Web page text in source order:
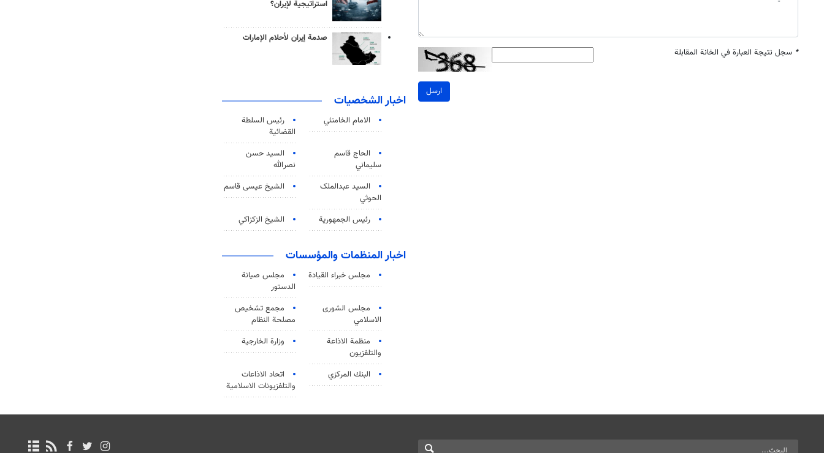
* سجل نتيجة العبارة في الخانة المقابلة
ارسل
استراتيجية لإيران؟
صدمة إيران لأحلام الإمارات
اخبار الشخصيات
الامام الخامنئي
رئیس السلطة
القضائیة
الحاج قاسم
سليماني
السيد حسن
نصرالله
السید عبدالملک
الحوثي
الشيخ عيسى قاسم
رئيس الجمهورية الشيخ الزكزاكي
اخبار المنظمات والمؤسسات
مجلس خبراء القيادة
مجلس صيانة
الدستور
مجلس الشورى
الاسلامي
مجمع تشخيص
مصلحة النظام
منظمة الاذاعة
والتلفزیون
وزارة الخارجية
البنك المركزي
اتحاد الاذاعات
والتلفزيونات الاسلامية